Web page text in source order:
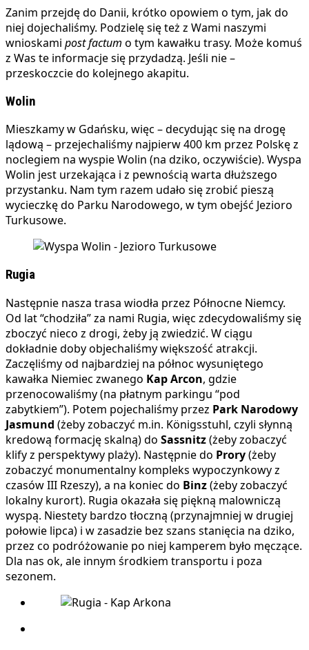
Zanim przejdę do Danii, krótko opowiem o tym, jak do
niej dojechaliśmy. Podzielę się też z Wami naszymi
wnioskami post factum o tym kawałku trasy. Może komuś
z Was te informacje się przydadzą. Jeśli nie –
przeskoczcie do kolejnego akapitu.
Wolin
Mieszkamy w Gdańsku, więc – decydując się na drogę
lądową – przejechaliśmy najpierw 400 km przez Polskę z
noclegiem na wyspie Wolin (na dziko, oczywiście). Wyspa
Wolin jest urzekająca i z pewnością warta dłuższego
przystanku. Nam tym razem udało się zrobić pieszą
wycieczkę do Parku Narodowego, w tym obejść Jezioro
Turkusowe.
Rugia
Następnie nasza trasa wiodła przez Północne Niemcy.
Od lat “chodziła” za nami Rugia, więc zdecydowaliśmy się
zboczyć nieco z drogi, żeby ją zwiedzić. W ciągu
dokładnie doby objechaliśmy większość atrakcji.
Zaczęliśmy od najbardziej na północ wysuniętego
kawałka Niemiec zwanego Kap Arcon, gdzie
przenocowaliśmy (na płatnym parkingu “pod
zabytkiem”). Potem pojechaliśmy przez Park Narodowy
Jasmund (żeby zobaczyć m.in. Königsstuhl, czyli słynną
kredową formację skalną) do Sassnitz(żeby zobaczyć
klify z perspektywy plaży). Następnie do Prory(żeby
zobaczyć monumentalny kompleks wypoczynkowy z
czasów III Rzeszy), a na koniec do Binz(żeby zobaczyć
lokalny kurort). Rugia okazała się piękną malowniczą
wyspą. Niestety bardzo tłoczną (przynajmniej w drugiej
połowie lipca) i w zasadzie bez szans stanięcia na dziko,
przez co podróżowanie po niej kamperem było męczące.
Dla nas ok, ale innym środkiem transportu i poza
sezonem.